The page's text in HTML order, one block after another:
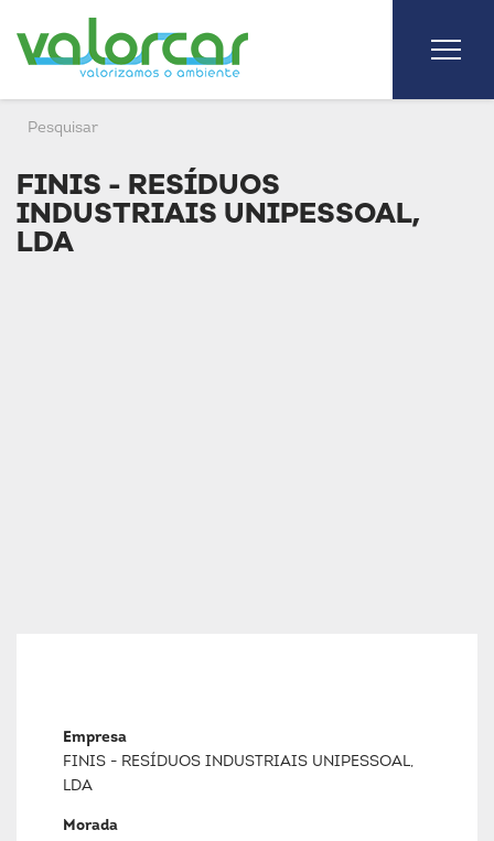
FINIS - RESÍDUOS
INDUSTRIAIS UNIPESSOAL,
LDA
Empresa
FINIS - RESÍDUOS INDUSTRIAIS UNIPESSOAL,
LDA
Morada